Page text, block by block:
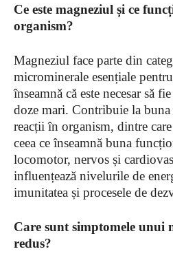
Ce este magneziul și ce
organism?
Magneziul face parte din
microminerale esențiale
înseamnă că este necesar să
doze mari. Contribuie la buna
reacții în organism, dintre
ceea ce înseamnă buna
locomotor, nervos și
influențează nivelurile de
imunitatea și procesele de
Care sunt simptomele unui
redus?